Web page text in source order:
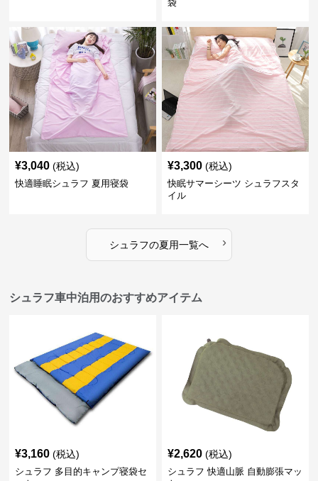
袋
¥3,040 (税込)
快適睡眠シュラフ 夏用寝袋
¥3,300 (税込)
快眠サマーシーツ シュラフスタ
イル
シュラフの夏用一覧へ ›
シュラフ車中泊用のおすすめアイテム
¥3,160 (税込)
シュラフ 多目的キャンプ寝袋セ
¥2,620 (税込)
シュラフ 快適山脈 自動膨張マッ